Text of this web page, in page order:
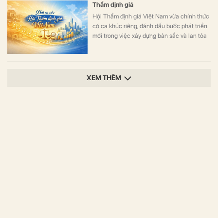
Thẩm định giá
Hội Thẩm định giá Việt Nam vừa chính thức
có ca khúc riêng, đánh dấu bước phát triển
mới trong việc xây dựng bản sắc và lan tỏa
XEM THÊM